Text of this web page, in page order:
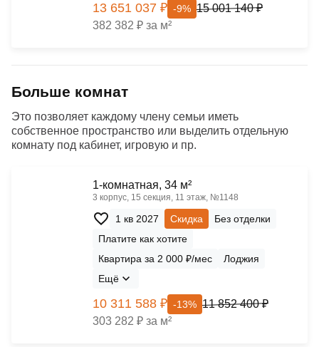
13 651 037 ₽ -9% 15 001 140 ₽
382 382 ₽ за м²
Больше комнат
Это позволяет каждому члену семьи иметь
собственное пространство или выделить отдельную
комнату под кабинет, игровую и пр.
1-комнатная, 34 м²
3 корпус, 15 секция, 11 этаж, №1148
1 кв 2027 Скидка
Без отделки
Платите как хотите
Квартира за 2 000 ₽/мес
Лоджия
Ещё
10 311 588 ₽ -13% 11 852 400 ₽
303 282 ₽ за м²